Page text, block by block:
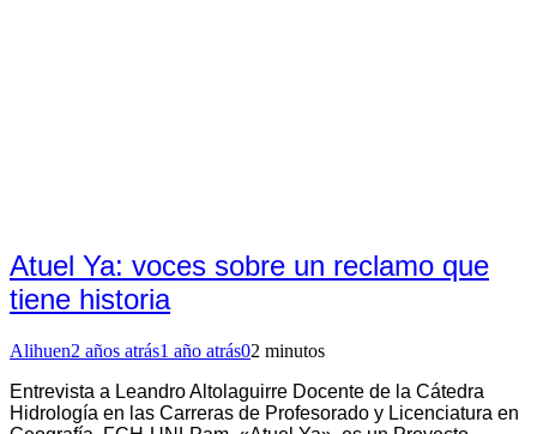
Atuel Ya: voces sobre un reclamo que
tiene historia
Alihuen2 años atrás1 año atrás02 minutos
Entrevista a Leandro Altolaguirre Docente de la Cátedra
Hidrología en las Carreras de Profesorado y Licenciatura en